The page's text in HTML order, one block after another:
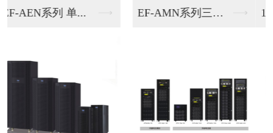
15KVA变频电源 30KVA变频电源